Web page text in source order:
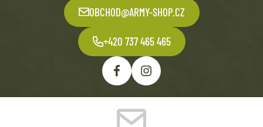
OBCHOD@ARMY-SHOP.CZ
+420 737 465 465